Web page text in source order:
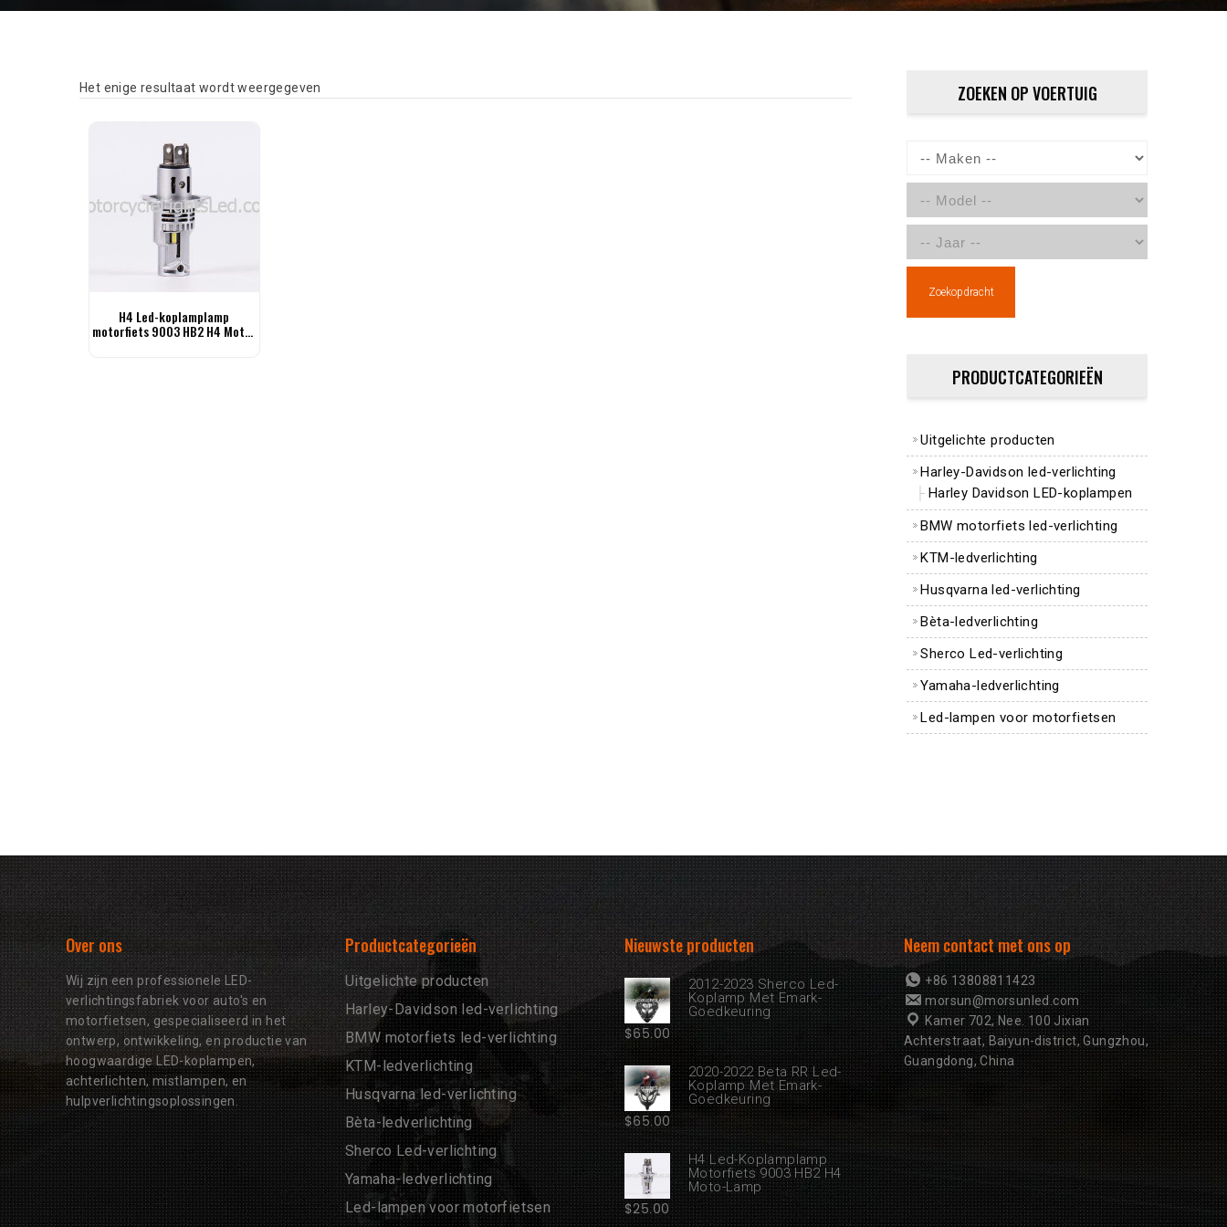
Het enige resultaat wordt weergegeven
H4 Led-koplamplamp
motorfiets 9003 HB2 H4 Moto-
ZOEKEN OP VOERTUIG
Zoekopdracht
PRODUCTCATEGORIEËN
Uitgelichte producten
Harley-Davidson led-verlichting
Harley Davidson LED-koplampen
BMW motorfiets led-verlichting
KTM-ledverlichting
Husqvarna led-verlichting
Bèta-ledverlichting
Sherco Led-verlichting
Yamaha-ledverlichting
Led-lampen voor motorfietsen
Over ons
Wij zijn een professionele LED-
verlichtingsfabriek voor auto's en
motorfietsen, gespecialiseerd in het
ontwerp, ontwikkeling, en productie van
hoogwaardige LED-koplampen,
achterlichten, mistlampen, en
hulpverlichtingsoplossingen.
Productcategorieën
Uitgelichte producten
Harley-Davidson led-verlichting
BMW motorfiets led-verlichting
KTM-ledverlichting
Husqvarna led-verlichting
Bèta-ledverlichting
Sherco Led-verlichting
Yamaha-ledverlichting
Led-lampen voor motorfietsen
Nieuwste producten
2012-2023 Sherco Led-
Koplamp Met Emark-
Goedkeuring
$65.00
2020-2022 Beta RR Led-
Koplamp Met Emark-
Goedkeuring
$65.00
H4 Led-Koplamplamp
Motorfiets 9003 HB2 H4
Moto-Lamp
$25.00
Neem contact met ons op
+86 13808811423
morsun@morsunled.com
Kamer 702, Nee. 100 Jixian
Achterstraat, Baiyun-district, Gungzhou,
Guangdong, China